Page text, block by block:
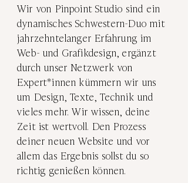
Wir von Pinpoint Studio sind ein
dynamisches Schwestern-Duo mit
jahrzehntelanger Erfahrung im
Web- und Grafikdesign, ergänzt
durch unser Netzwerk von
Expert*innen kümmern wir uns
um Design, Texte, Technik und
vieles mehr. Wir wissen, deine
Zeit ist wertvoll. Den Prozess
deiner neuen Website und vor
allem das Ergebnis sollst du so
richtig genießen können.